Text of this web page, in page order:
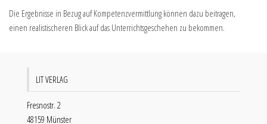
Die Ergebnisse in Bezug auf Kompetenzvermittlung können dazu beitragen,
einen realistischeren Blick auf das Unterrichtsgeschehen zu bekommen.
LIT VERLAG
Fresnostr. 2
48159 Münster